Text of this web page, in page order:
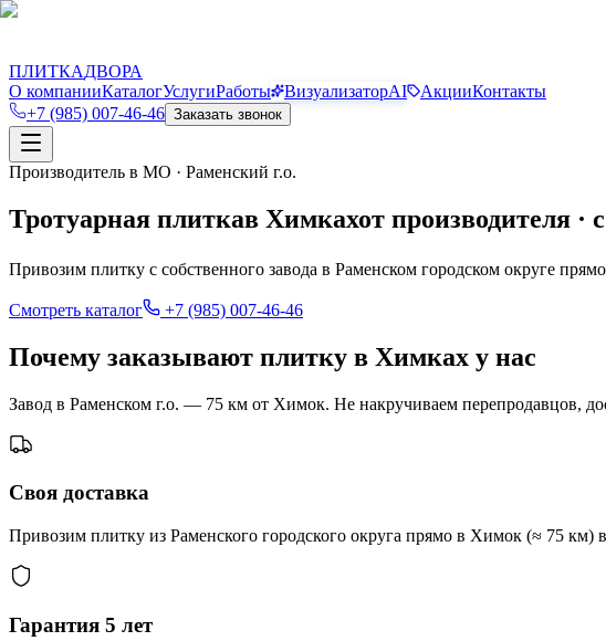
ПЛИТКАДВОРА
О компанииКаталогУслугиРаботы ВизуализаторAI АкцииКонтакты
+7 (985) 007-46-46 Заказать звонок
Производитель в МО · Раменский г.о.
Тротуарная плиткав Химкахот производителя ·
Привозим плитку с собственного завода в Раменском городском округе
Смотреть каталог +7 (985) 007-46-46
Почему заказывают плитку в Химках у нас
Завод в Раменском г.о. — 75 км от Химок. Не накручиваем перепродавцов,
Своя доставка
Привозим плитку из Раменского городского округа прямо в Химок (≈ 75 км) в
Гарантия 5 лет